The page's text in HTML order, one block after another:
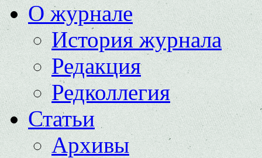
О журнале
История журнала
Редакция
Редколлегия
Статьи
Архивы